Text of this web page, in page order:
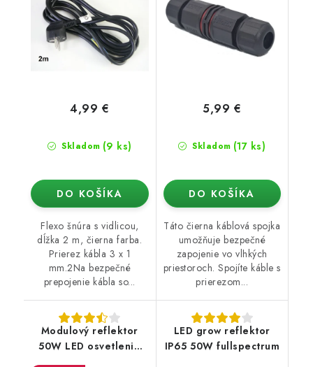
Skladom (9 ks)
4,99 €
DO KOŠÍKA
Flexo šnúra s vidlicou,
dĺžka 2 m, čierna farba.
Prierez kábla 3 x 1
mm.2Na bezpečné
prepojenie kábla so...
Skladom (17 ks)
5,99 €
DO KOŠÍKA
Táto čierna káblová spojka
umožňuje bezpečné
zapojenie vo vlhkých
priestoroch. Spojíte káble s
prierezom...
Modulový reflektor
50W LED osvetlenie
LED grow reflektor
IP65 50W fullspectrum